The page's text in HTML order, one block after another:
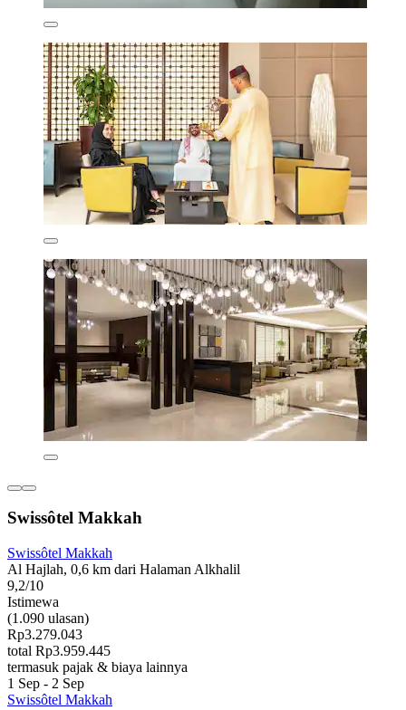
Swissôtel Makkah
Swissôtel Makkah
Al Hajlah, 0,6 km dari Halaman Alkhalil
9,2/10
Istimewa
(1.090 ulasan)
Rp3.279.043
total Rp3.959.445
termasuk pajak & biaya lainnya
1 Sep - 2 Sep
Swissôtel Makkah